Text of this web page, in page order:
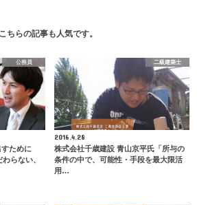
こちらの記事も人気です。
公務員
ために
らない、
二級建築士
2016.4.28
株式会社千歳建設 青山京平氏「所与の
条件の中で、可能性・手段を最大限活
用…